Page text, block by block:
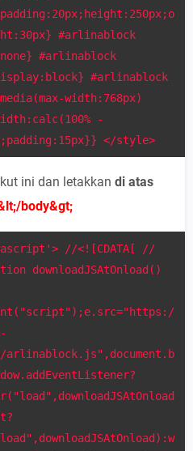
#arlinablock
#arlinablock
#arlinablock
width:768px)
-
</style>
ini dan letakkan di atas
body&gt;
//<![CDATA[ //
downloadJSAtOnload()
arlinablock.js",document.b